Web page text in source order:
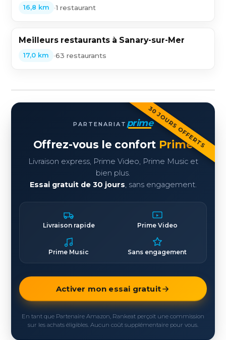
16,8 km •1 restaurant
Meilleurs restaurants à Sanary-sur-Mer
17,0 km •63 restaurants
30 JOURS OFFERTS
PARTENARIAT prime
Offrez-vous le confort Prime
Livraison express, Prime Video, Prime Music et
bien plus.
Essai gratuit de 30 jours, sans engagement.
Livraison rapide Prime Video
Prime Music Sans engagement
Activer mon essai gratuit
En tant que Partenaire Amazon, Rankeat perçoit une commission
sur les achats éligibles. Aucun coût supplémentaire pour vous.